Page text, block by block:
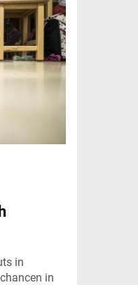
in
in